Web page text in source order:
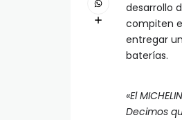
desarrollo
compiten
entregar
baterías.
«El
Decimos